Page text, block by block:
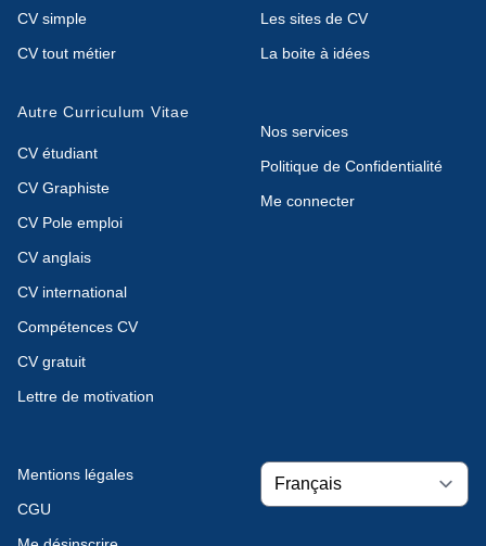
CV simple
CV tout métier
Les sites de CV
La boite à idées
Autre Curriculum Vitae
CV étudiant
CV Graphiste
CV Pole emploi
CV anglais
CV international
Compétences CV
CV gratuit
Lettre de motivation
Nos services
Politique de Confidentialité
Me connecter
Mentions légales
CGU